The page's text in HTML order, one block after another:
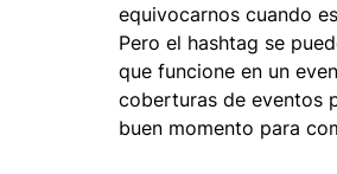
equivocarnos cuando
Pero el hashtag se
que funcione en un
coberturas de eventos
buen momento para